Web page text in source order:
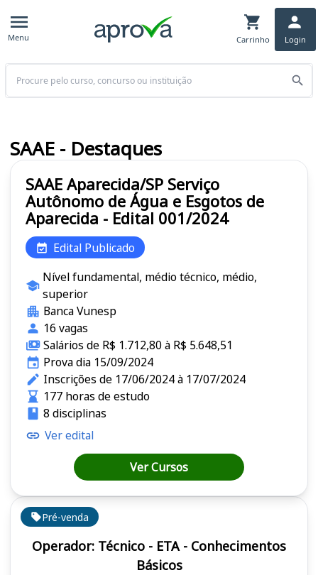
Menu Carrinho Login
Buscar
Pré-venda
Operador: Técnico - ETA - Conhecimentos
Básicos
SAAE Aparecida/SP Serviço
Autônomo de Água e Esgotos de
Aparecida - Edital 001/2024
Edital Publicado
Nível fundamental, médio técnico, médio,
superior
Banca Vunesp
16 vagas
Salários de R$ 1.712,80 à R$ 5.648,51
Prova dia 15/09/2024
Inscrições de 17/06/2024 à 17/07/2024
177 horas de estudo
8 disciplinas
Ver edital
Ver Cursos
SAAE - Destaques